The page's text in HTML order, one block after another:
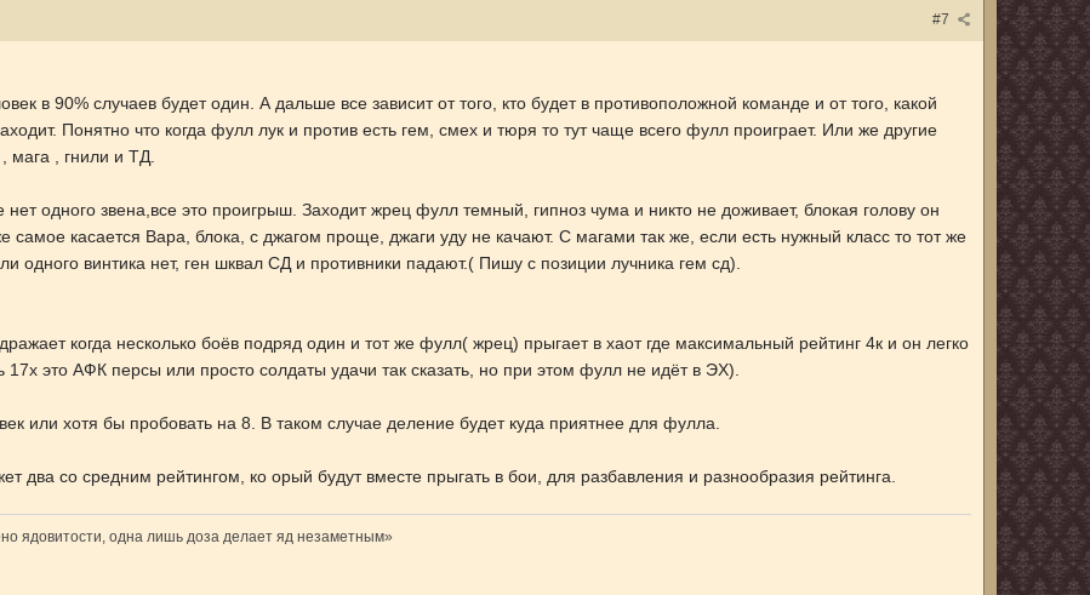
#7
в 90% случаев будет один. А дальше все зависит от того, кто будет в противоположной команде и от того, какой
Понятно что когда фулл лук и против есть гем, смех и тюря то тут чаще всего фулл проиграет. Или же другие
мага , гнили и ТД.
нет одного звена,все это проигрыш. Заходит жрец фулл темный, гипноз чума и никто не доживает, блокая голову он
самое касается Вара, блока, с джагом проще, джаги уду не качают. С магами так же, если есть нужный класс то тот же
одного винтика нет, ген шквал СД и противники падают.( Пишу с позиции лучника гем сд).
когда несколько боёв подряд один и тот же фулл( жрец) прыгает в хаот где максимальный рейтинг 4к и он легко
17х это АФК персы или просто солдаты удачи так сказать, но при этом фулл не идёт в ЭХ).
или хотя бы пробовать на 8. В таком случае деление будет куда приятнее для фулла.
два со средним рейтингом, ко орый будут вместе прыгать в бои, для разбавления и разнообразия рейтинга.
ядовитости, одна лишь доза делает яд незаметным»